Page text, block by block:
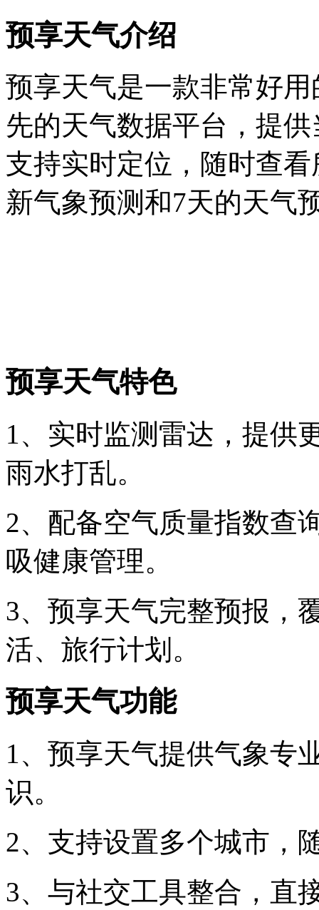
预享天气介绍
预享天气是一款非常好
先的天气数据平台，提
支持实时定位，随时查
新气象预测和7天的天气
预享天气特色
1、实时监测雷达，提供
雨水打乱。
2、配备空气质量指数查
吸健康管理。
3、预享天气完整预报，
活、旅行计划。
预享天气功能
1、预享天气提供气象专
识。
2、支持设置多个城市，
3、与社交工具整合，直